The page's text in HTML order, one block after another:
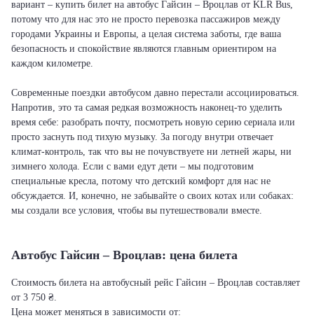
вариант – купить билет на автобус Гайсин – Вроцлав от KLR Bus,
потому что для нас это не просто перевозка пассажиров между
городами Украины и Европы, а целая система заботы, где ваша
безопасность и спокойствие являются главным ориентиром на
каждом километре.
Современные поездки автобусом давно перестали ассоциироваться.
Напротив, это та самая редкая возможность наконец-то уделить
время себе: разобрать почту, посмотреть новую серию сериала или
просто заснуть под тихую музыку. За погоду внутри отвечает
климат-контроль, так что вы не почувствуете ни летней жары, ни
зимнего холода. Если с вами едут дети – мы подготовим
специальные кресла, потому что детский комфорт для нас не
обсуждается. И, конечно, не забывайте о своих котах или собаках:
мы создали все условия, чтобы вы путешествовали вместе.
Автобус Гайсин – Вроцлав: цена билета
Стоимость билета на автобусный рейс Гайсин – Вроцлав составляет
от 3 750 ₴.
Цена может меняться в зависимости от: